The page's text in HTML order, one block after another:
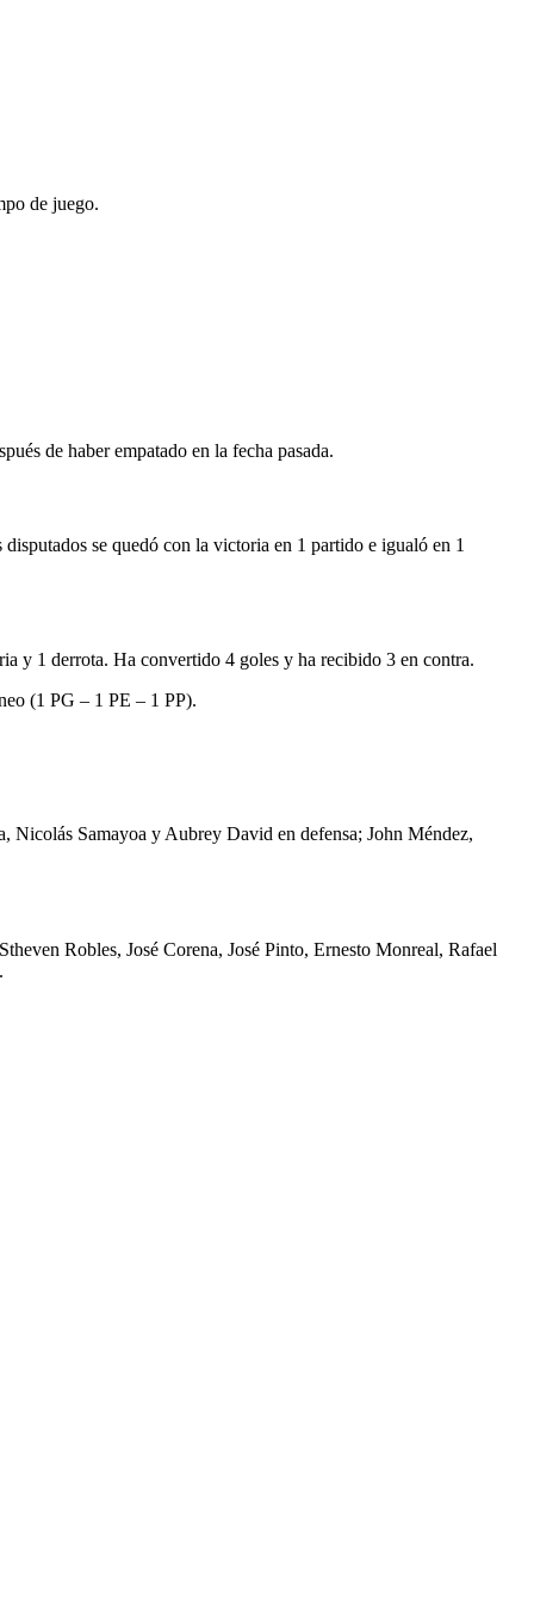
de juego.
de haber empatado en la fecha pasada.
se quedó con la victoria en 1 partido e igualó en 1
y 1 derrota. Ha convertido 4 goles y ha recibido 3 en contra.
(1 PG – 1 PE – 1 PP).
Nicolás Samayoa y Aubrey David en defensa; John Méndez,
Robles, José Corena, José Pinto, Ernesto Monreal, Rafael